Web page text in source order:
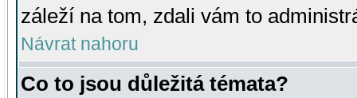
záleží na tom, zdali vám to
Návrat nahoru
Co to jsou důležitá témata?